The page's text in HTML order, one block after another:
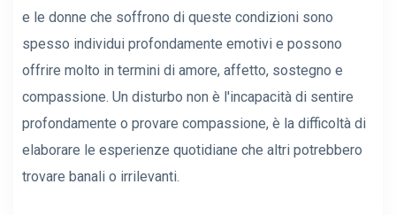
e le donne che soffrono di queste condizioni sono
spesso individui profondamente emotivi e possono
offrire molto in termini di amore, affetto, sostegno e
compassione. Un disturbo non è l'incapacità di sentire
profondamente o provare compassione, è la difficoltà di
elaborare le esperienze quotidiane che altri potrebbero
trovare banali o irrilevanti.